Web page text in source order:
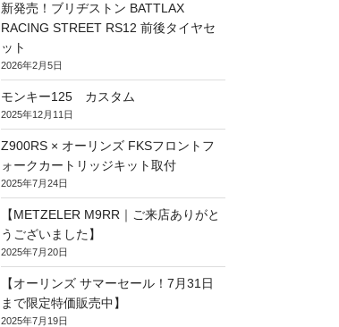
新発売！ブリヂストン BATTLAX
RACING STREET RS12 前後タイヤセ
ット
2026年2月5日
モンキー125 カスタム
2025年12月11日
Z900RS × オーリンズ FKSフロントフ
ォークカートリッジキット取付
2025年7月24日
【METZELER M9RR｜ご来店ありがと
うございました】
2025年7月20日
【オーリンズ サマーセール！7月31日
まで限定特価販売中】
2025年7月19日